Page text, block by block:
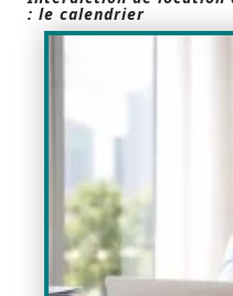
: le calendrier